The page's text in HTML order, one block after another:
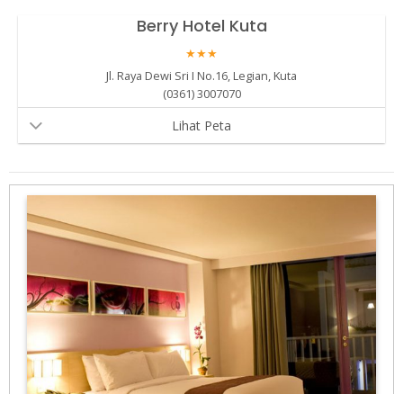
Berry Hotel Kuta
★★★
Jl. Raya Dewi Sri I No.16, Legian, Kuta
(0361) 3007070
Lihat Peta